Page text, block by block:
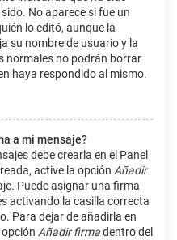
No aparece si fue un
lo editó, aunque la
su nombre de usuario y la
normales no podrán borrar
haya respondido al mismo.
a mi mensaje?
debe crearla en el Panel
active la opción Añadir
Puede asignar una firma
activando la casilla correcta
Para dejar de añadirla en
opción Añadir firmadentro del